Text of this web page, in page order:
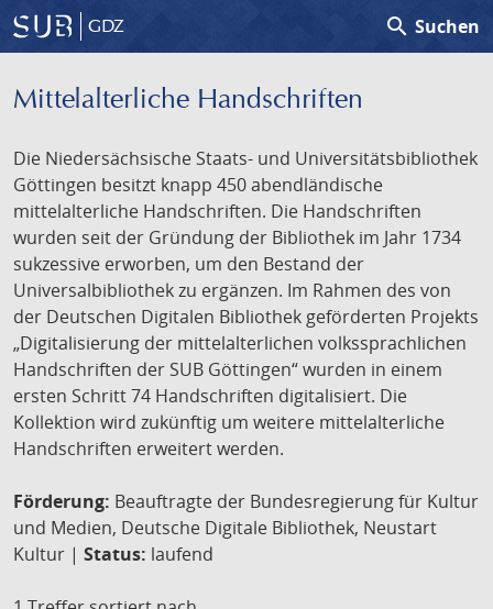
GDZ search Suchen
Mittelalterliche Handschriften
Die Niedersächsische Staats- und Universitätsbibliothek
Göttingen besitzt knapp 450 abendländische
mittelalterliche Handschriften. Die Handschriften
wurden seit der Gründung der Bibliothek im Jahr 1734
sukzessive erworben, um den Bestand der
Universalbibliothek zu ergänzen. Im Rahmen des von
der Deutschen Digitalen Bibliothek geförderten Projekts
„Digitalisierung der mittelalterlichen volkssprachlichen
Handschriften der SUB Göttingen“ wurden in einem
ersten Schritt 74 Handschriften digitalisiert. Die
Kollektion wird zukünftig um weitere mittelalterliche
Handschriften erweitert werden.
Förderung: Beauftragte der Bundesregierung für Kultur
und Medien, Deutsche Digitale Bibliothek, Neustart
Kultur | Status: laufend